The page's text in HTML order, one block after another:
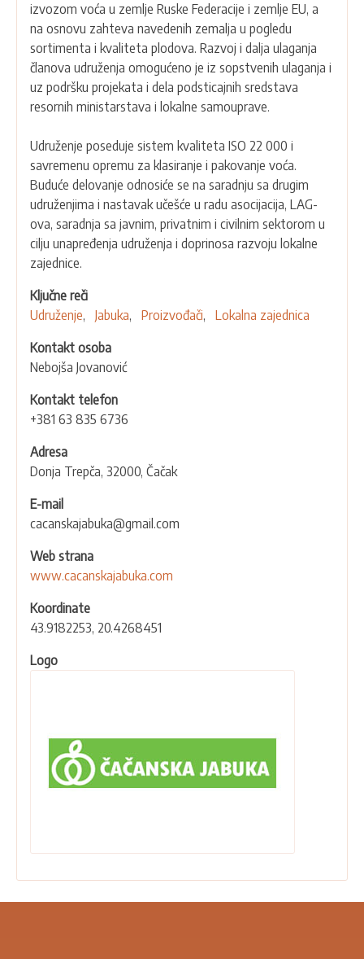
izvozom voća u zemlje Ruske Federacije i zemlje EU, a
na osnovu zahteva navedenih zemalja u pogledu
sortimenta i kvaliteta plodova. Razvoj i dalja ulaganja
članova udruženja omogućeno je iz sopstvenih ulaganja i
uz podršku projekata i dela podsticajnih sredstava
resornih ministarstava i lokalne samouprave.
Udruženje poseduje sistem kvaliteta ISO 22 000 i
savremenu opremu za klasiranje i pakovanje voća.
Buduće delovanje odnosiće se na saradnju sa drugim
udruženjima i nastavak učešće u radu asocijacija, LAG-
ova, saradnja sa javnim, privatnim i civilnim sektorom u
cilju unapređenja udruženja i doprinosa razvoju lokalne
zajednice.
Ključne reči
Udruženje
Jabuka Proizvođači
Lokalna zajednica
Kontakt osoba
Nebojša Jovanović
Kontakt telefon
+381 63 835 6736
Adresa
Donja Trepča, 32000, Čačak
E-mail
cacanskajabuka@gmail.com
Web strana
www.cacanskajabuka.com
Koordinate
43.9182253, 20.4268451
Logo